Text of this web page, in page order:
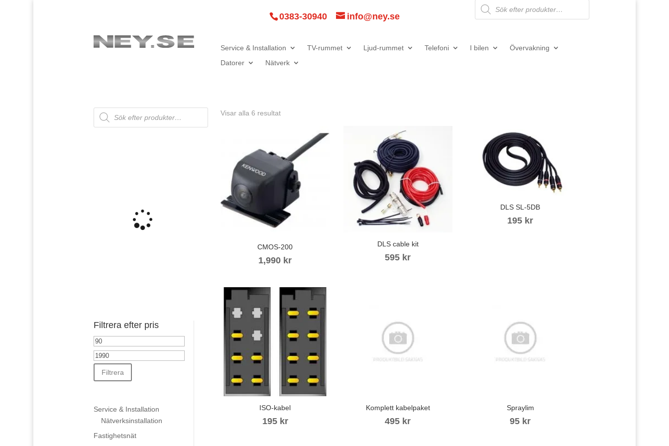
0383-30940 info@ney.se
search
Service & Installation TV-rummet Ljud-rummet Telefoni I bilen
Övervakning
Datorer
Nätverk
Products
search
Filtrera efter pris
Min
pris
Max
prisFiltrera
Service & Installation
Nätverksinstallation
Fastighetsnät
Visar alla 6 resultat
CMOS-200
1,990 kr
DLS cable kit
595 kr
DLS SL-5DB
195 kr
ISO-kabel
195 kr
Komplett kabelpaket
495 kr
Spraylim
95 kr